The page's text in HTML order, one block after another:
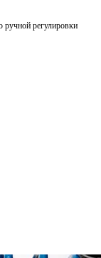
регулировки